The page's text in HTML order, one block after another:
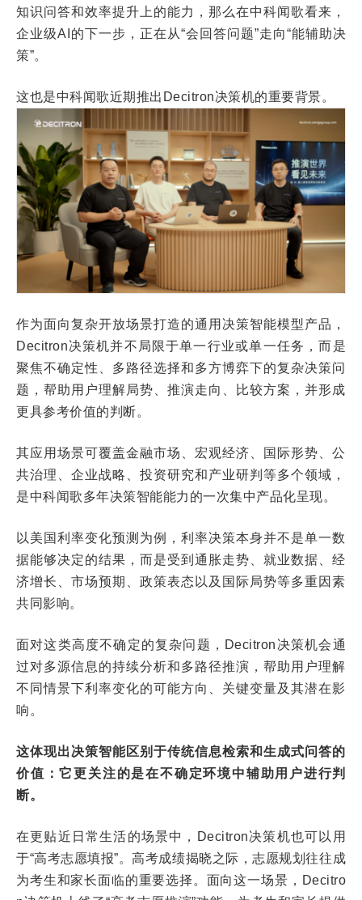
知识问答和效率提升上的能力，那么在中科闻歌看来，
企业级AI的下一步，正在从“会回答问题”走向“能辅助决
策”。
这也是中科闻歌近期推出Decitron决策机的重要背景。
作为面向复杂开放场景打造的通用决策智能模型产品，
Decitron决策机并不局限于单一行业或单一任务，而是
聚焦不确定性、多路径选择和多方博弈下的复杂决策问
题，帮助用户理解局势、推演走向、比较方案，并形成
更具参考价值的判断。
其应用场景可覆盖金融市场、宏观经济、国际形势、公
共治理、企业战略、投资研究和产业研判等多个领域，
是中科闻歌多年决策智能能力的一次集中产品化呈现。
以美国利率变化预测为例，利率决策本身并不是单一数
据能够决定的结果，而是受到通胀走势、就业数据、经
济增长、市场预期、政策表态以及国际局势等多重因素
共同影响。
面对这类高度不确定的复杂问题，Decitron决策机会通
过对多源信息的持续分析和多路径推演，帮助用户理解
不同情景下利率变化的可能方向、关键变量及其潜在影
响。
这体现出决策智能区别于传统信息检索和生成式问答的
价值：它更关注的是在不确定环境中辅助用户进行判
断。
在更贴近日常生活的场景中，Decitron决策机也可以用
于“高考志愿填报”。高考成绩揭晓之际，志愿规划往往成
为考生和家长面临的重要选择。面向这一场景，Decitro